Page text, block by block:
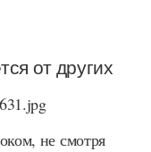
от других
не смотря